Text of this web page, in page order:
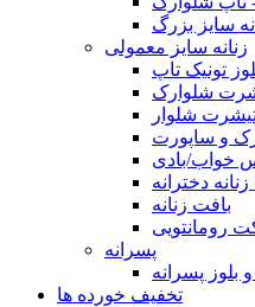
سایز بزرگ
زنانه سایز معمولی
تونیک تاپ
شلوارک
شلوار
و ساپورت
خواب/بادی
دخترانه
بافت زنانه
رومانتویی
پسرانه
بلوز پسرانه
تخفیف خورده ها